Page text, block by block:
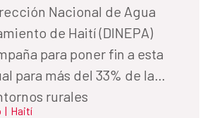
Nacional de Agua
de Haití (DINEPA)
para poner fin a esta
para más del 33% de la
rurales
| Haití